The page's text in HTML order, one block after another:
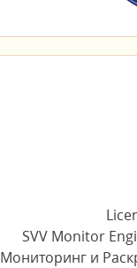
SVV Monitor
Мониторинг и